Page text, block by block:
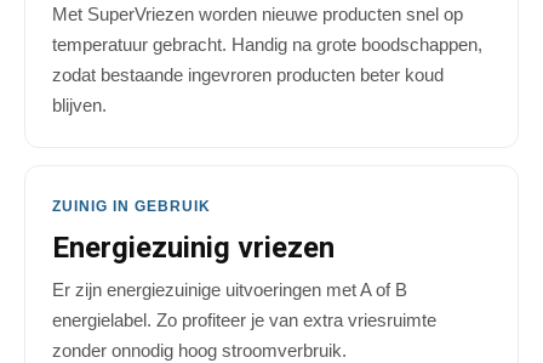
Met SuperVriezen worden nieuwe producten snel op
temperatuur gebracht. Handig na grote boodschappen,
zodat bestaande ingevroren producten beter koud
blijven.
ZUINIG IN GEBRUIK
Energiezuinig vriezen
Er zijn energiezuinige uitvoeringen met A of B
energielabel. Zo profiteer je van extra vriesruimte
zonder onnodig hoog stroomverbruik.